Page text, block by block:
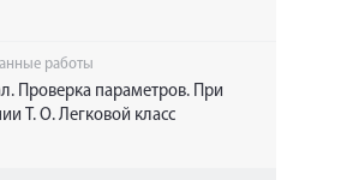
работы
Проверка параметров. При
Т. О. Легковой класс